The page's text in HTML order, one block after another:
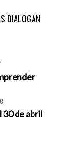
DIALOGAN
30 de abril